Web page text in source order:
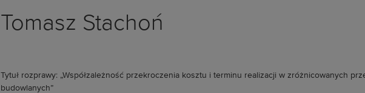
Tomasz Stachoń
Tytuł rozprawy: „Współzależność przekroczenia kosztu i terminu realizacji w zróżnicowanych
budowlanych”